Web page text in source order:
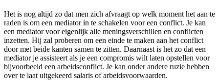
Het is nog altijd zo dat men zich afvraagt op welk moment het aan te
raden is om een mediator in te schakelen voor een conflict. Je kan
een mediator voor eigenlijk alle meningsverschillen en conflicten
inzetten. Hij zal proberen om een einde te maken aan het conflict
door met beide kanten samen te zitten. Daarnaast is het zo dat een
mediator je assisteert als je een compromis wilt laten opstellen voor
bijvoorbeeld een arbeidsconflict. Je kan onder andere ruzie hebben
over te laat uitgekeerd salaris of arbeidsvoorwaarden.